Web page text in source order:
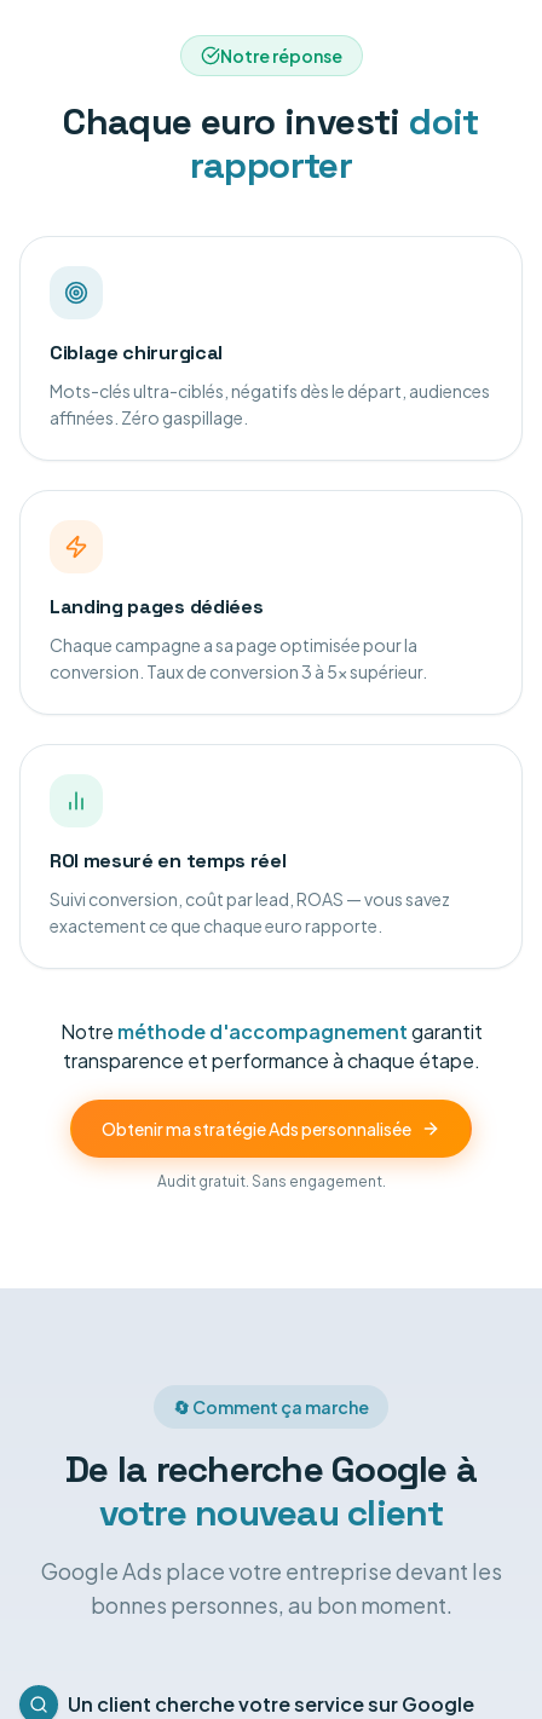
Notre réponse
Chaque euro investi doit
rapporter
Ciblage chirurgical
Mots-clés ultra-ciblés, négatifs dès le départ, audiences
affinées. Zéro gaspillage.
Landing pages dédiées
Chaque campagne a sa page optimisée pour la
conversion. Taux de conversion 3 à 5x supérieur.
ROI mesuré en temps réel
Suivi conversion, coût par lead, ROAS — vous savez
exactement ce que chaque euro rapporte.
Notre méthode d'accompagnementgarantit
transparence et performance à chaque étape.
Obtenir ma stratégie Ads personnalisée
Audit gratuit. Sans engagement.
🔄 Comment ça marche
De la recherche Google à
votre nouveau client
Google Ads place votre entreprise devant les
bonnes personnes, au bon moment.
Un client cherche votre service sur Google